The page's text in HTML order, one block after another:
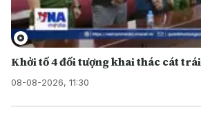
Khởi tố 4 đối tượng khai thác cát
08-08-2026, 11:30